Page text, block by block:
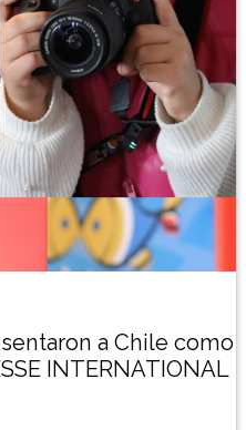
a Chile como
INTERNATIONAL